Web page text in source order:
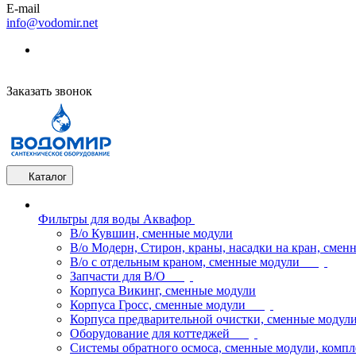
E-mail
info@vodomir.net
Заказать звонок
Каталог
Фильтры для воды Аквафор
В/о Кувшин, сменные модули
В/о Модерн, Стирон, краны, насадки на кран,
В/о с отдельным краном, сменные модули
Запчасти для В/О
Корпуса Викинг, сменные модули
Корпуса Гросс, сменные модули
Корпуса предварительной очистки, сменные модули
Оборудование для коттеджей
Системы обратного осмоса, сменные модули,